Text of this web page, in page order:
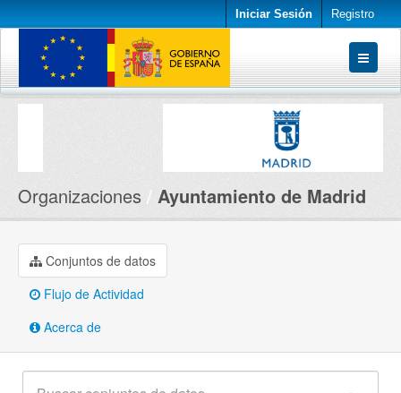
Iniciar Sesión Registro
Conjuntos de datos
Organizaciones Ayuntamiento de Madrid
Conjuntos de datos
Flujo de Actividad
Acerca de